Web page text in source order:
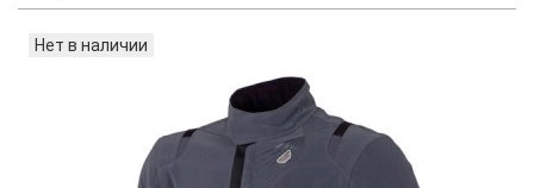
Нет в наличии